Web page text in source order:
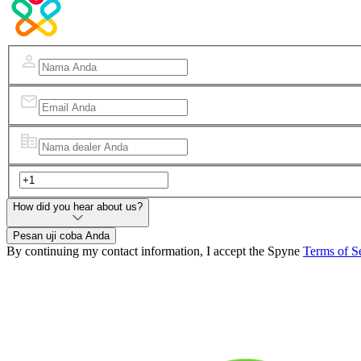
How did you hear about us?
Pesan uji coba Anda
By continuing my contact information, I accept the Spyne Terms of